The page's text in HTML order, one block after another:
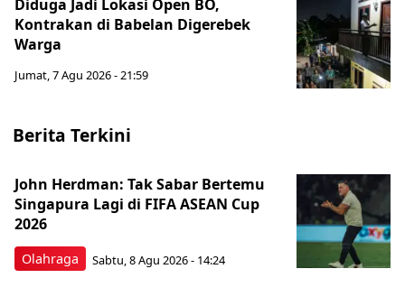
Diduga Jadi Lokasi Open BO,
Kontrakan di Babelan Digerebek
Warga
Jumat, 7 Agu 2026 - 21:59
Berita Terkini
Olahraga
John Herdman: Tak Sabar Bertemu
Singapura Lagi di FIFA ASEAN Cup
2026
Sabtu, 8 Agu 2026 - 14:24